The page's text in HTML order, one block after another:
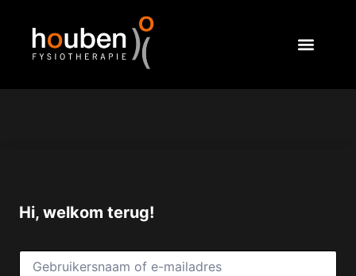
Hi, welkom terug!